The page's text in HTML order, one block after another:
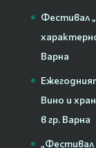
Фестивал
Варна
Вино и
в гр. Варна
„Фестивал